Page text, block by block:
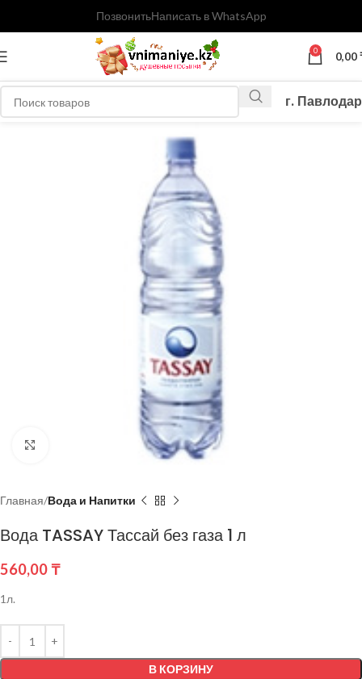
ПозвонитьНаписать в WhatsApp
0 0,00
г. Павлодар
Нажмите, чтобы увеличить
Главная Вода и Напитки
Вода TASSAY Тассай без газа 1 л
560,00 ₸
1л.
В КОРЗИНУ